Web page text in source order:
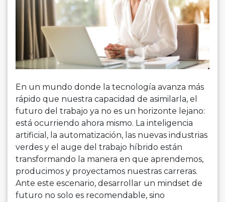
En un mundo donde la tecnología avanza más
rápido que nuestra capacidad de asimilarla, el
futuro del trabajo ya no es un horizonte lejano:
está ocurriendo ahora mismo. La inteligencia
artificial, la automatización, las nuevas industrias
verdes y el auge del trabajo híbrido están
transformando la manera en que aprendemos,
producimos y proyectamos nuestras carreras.
Ante este escenario, desarrollar un mindset de
futuro no solo es recomendable, sino